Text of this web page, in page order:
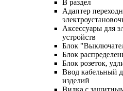
В раздел
Адаптер
Аксессуары для
устройств
Блок
Блок
Блок розеток,
Ввод кабельный
изделий
Вилка с